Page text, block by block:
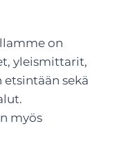
on
yleismittarit,
sekä
myös